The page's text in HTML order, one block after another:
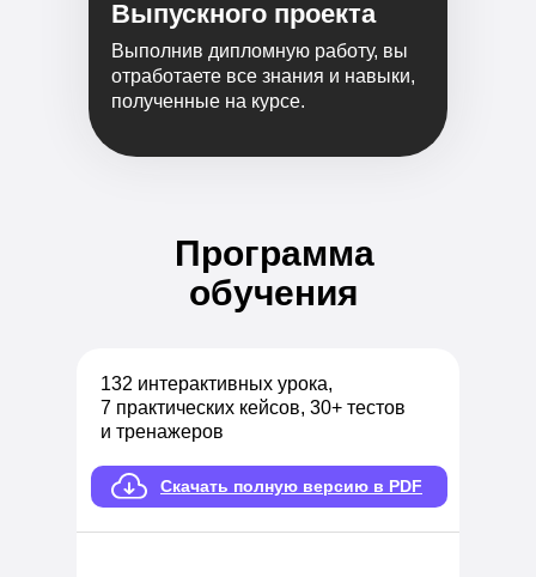
Выпускного проекта
Выполнив дипломную работу, вы
отработаете все знания и навыки,
полученные на курсе.
132 интерактивных урока,
7 практических кейсов, 30+ тестов
и тренажеров
Скачать полную версию в PDF
Программа
обучения